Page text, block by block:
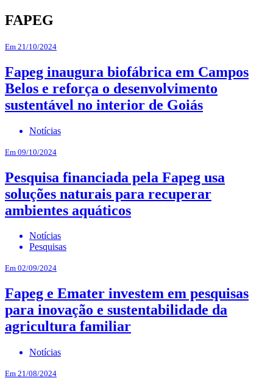
FAPEG
Em 21/10/2024
Fapeg inaugura biofábrica em Campos
Belos e reforça o desenvolvimento
sustentável no interior de Goiás
Notícias
Em 09/10/2024
Pesquisa financiada pela Fapeg usa
soluções naturais para recuperar
ambientes aquáticos
Notícias
Pesquisas
Em 02/09/2024
Fapeg e Emater investem em pesquisas
para inovação e sustentabilidade da
agricultura familiar
Notícias
Em 21/08/2024